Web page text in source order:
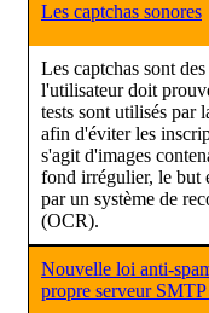
Les captchas sonores
Les captchas sont
l'utilisateur doit
tests sont utilisés par
afin d'éviter les
s'agit d'images
fond irrégulier, le but
par un système de
(OCR).
Nouvelle loi anti-
propre serveur